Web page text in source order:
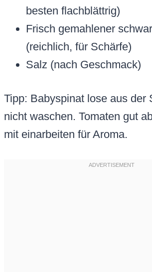
besten flachblättrig)
Frisch gemahlener
(reichlich, für Schärfe)
Salz (nach Geschmack)
Tipp: Babyspinat lose aus der
nicht waschen. Tomaten gut
mit einarbeiten für Aroma.